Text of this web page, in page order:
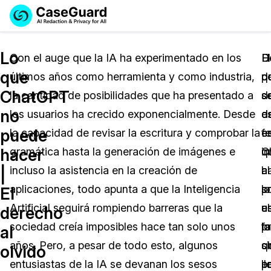
Licencia de CaseGuard Studio
Precios de Redacción a Pedido
Soluciones
Redacción de vídeos
Redacción de documentos
Redacción de audio
Redacción de imágenes
Transcripción y Traducción
Industrias
Cuerpos Policiales
Transportación
Educación
El Gobierno
Precios
Recursos
Preguntas Frecuentes
Artículos
Casos Practicos
Eventos
Demo
English
Español
Lo
que
ChatGPT
no
puede
hacer
El
derecho
al
olvido
Con el auge que la IA ha experimentado en los
últimos años como herramienta y como industria,
la cantidad de posibilidades que ha presentado a
los usuarios ha crecido exponencialmente. Desde
la capacidad de revisar la escritura y comprobar la
gramática hasta la generación de imágenes e
incluso la asistencia en la creación de
aplicaciones, todo apunta a que la Inteligencia
Artificial seguirá rompiendo barreras que la
sociedad creía imposibles hace tan solo unos
años. Pero, a pesar de todo esto, algunos
entusiastas de la IA se devanan los sesos
al
al
El
a
lo